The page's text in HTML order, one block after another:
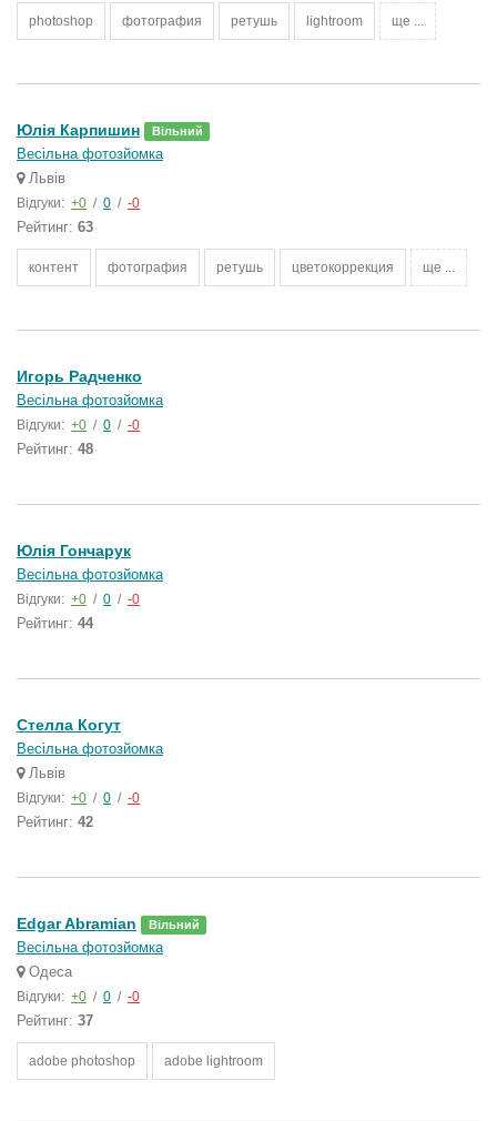
photoshop фотография ретушь lightroom ще ...
Юлія Карпишин Вільний
Весільна фотозйомка
Львів
Відгуки: +0 / 0 / -0
Рейтинг: 63
контент фотография ретушь цветокоррекция ще ...
Игорь Радченко
Весільна фотозйомка
Відгуки: +0 / 0 / -0
Рейтинг: 48
Юлія Гончарук
Весільна фотозйомка
Відгуки: +0 / 0 / -0
Рейтинг: 44
Стелла Когут
Весільна фотозйомка
Львів
Відгуки: +0 / 0 / -0
Рейтинг: 42
Edgar Abramian Вільний
Весільна фотозйомка
Одеса
Відгуки: +0 / 0 / -0
Рейтинг: 37
adobe photoshop adobe lightroom